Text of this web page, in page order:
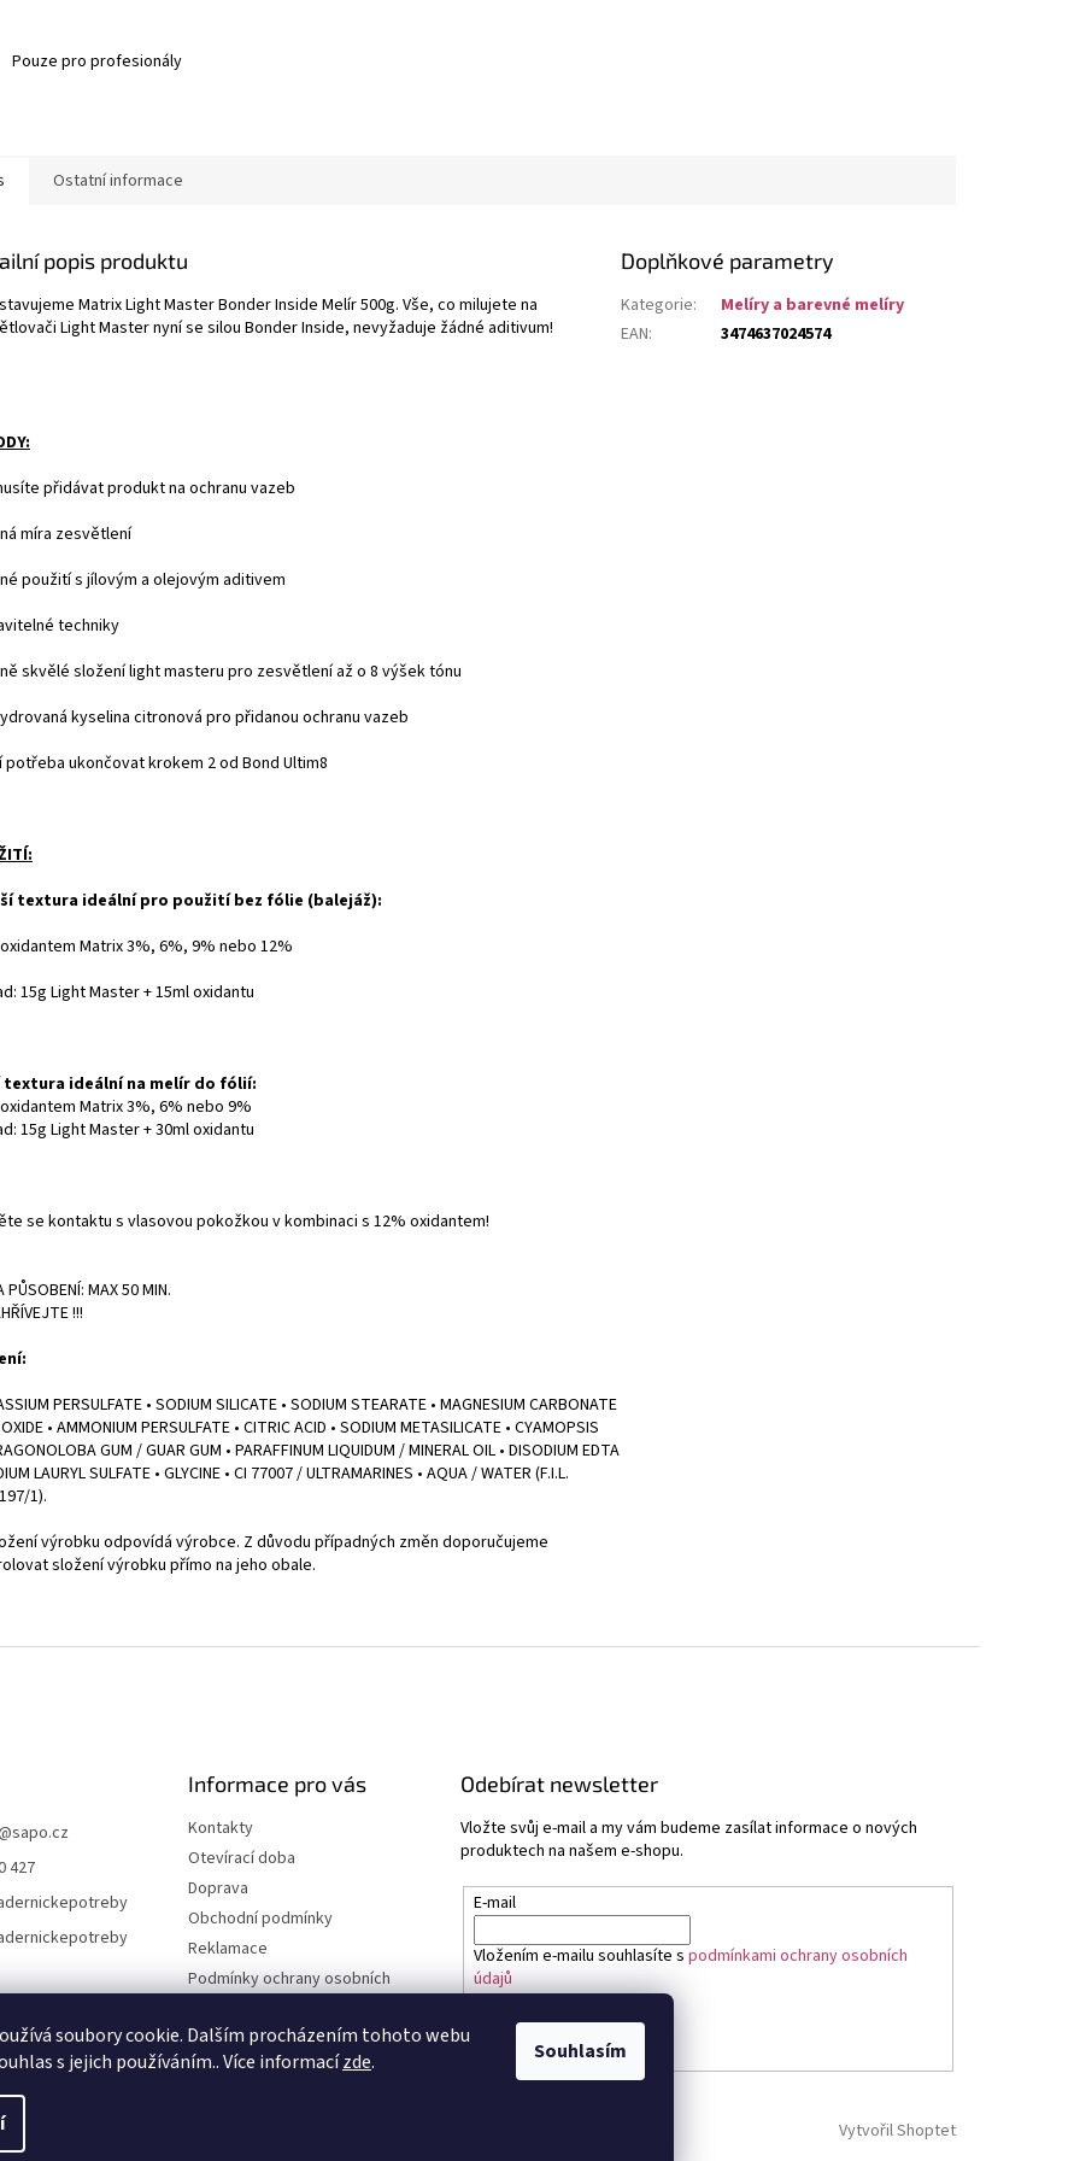
soubory cookie. Dalším procházením tohoto webu
s jejich používáním.. Více informacízde. Souhlasím
Pouze pro profesionály
Ostatní informace
popis produktu
Matrix Light Master Bonder Inside Melír 500g. Vše, co milujete na
Light Master nyní se silou Bonder Inside, nevyžaduje žádné aditivum!
přidávat produkt na ochranu vazeb
míra zesvětlení
použití s jílovým a olejovým aditivem
techniky
skvělé složení light masteru pro zesvětlení až o 8 výšek tónu
kyselina citronová pro přidanou ochranu vazeb
potřeba ukončovat krokem 2 od Bond Ultim8
textura ideální pro použití bez fólie (balejáž):
Matrix 3%, 6%, 9% nebo 12%
15g Light Master + 15ml oxidantu
ideální na melír do fólií:
Matrix 3%, 6% nebo 9%
15g Light Master + 30ml oxidantu
se kontaktu s vlasovou pokožkou v kombinaci s 12% oxidantem!
PŮSOBENÍ: MAX 50 MIN.
!!!
PERSULFATE • SODIUM SILICATE • SODIUM STEARATE • MAGNESIUM CARBONATE
• AMMONIUM PERSULFATE • CITRIC ACID • SODIUM METASILICATE • CYAMOPSIS
GUM / GUAR GUM • PARAFFINUM LIQUIDUM / MINERAL OIL • DISODIUM EDTA
LAURYL SULFATE • GLYCINE • CI 77007 / ULTRAMARINES • AQUA / WATER (F.I.L.
1).
výrobku odpovídá výrobce. Z důvodu případných změn doporučujeme
složení výrobku přímo na jeho obale.
Doplňkové parametry
Kategorie:
Melíry a barevné melíry
EAN: 3474637024574
sapo.cz
427
Informace pro vás
Kontakty
Otevírací doba
Doprava
Obchodní podmínky
Reklamace
Podmínky ochrany osobních
údajů a cookies
Časté dotazy
Odebírat newsletter
Vložte svůj e-mail a my vám budeme zasílat informace o nových
produktech na našem e-shopu.
E-mail
Vložením e-mailu souhlasíte spodmínkami ochrany osobních
údajů
Vytvořil Shoptet